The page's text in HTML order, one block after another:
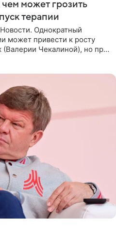
может грозить
терапии
Однократный
может привести к росту
(Валерии Чекалиной), но при